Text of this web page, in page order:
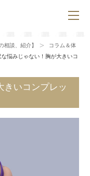
相談、紹介】
コラム＆体
な悩みじゃない！胸が大きいコ
きいコンプレッ